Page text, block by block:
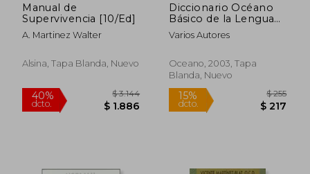
dcto. $ 1.162
40%
dcto. $
Manual de
Supervivencia [10/Ed]
A. Martinez Walter
Alsina, Tapa Blanda, Nuevo
Diccionario Océano
Básico de la Lengua
Española
Varios Autores
Oceano, 2003, Tapa
Blanda, Nuevo